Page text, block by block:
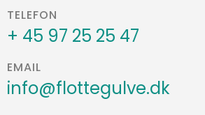
TELEFON
+ 45 97 25 25 47
EMAIL
info@flottegulve.dk